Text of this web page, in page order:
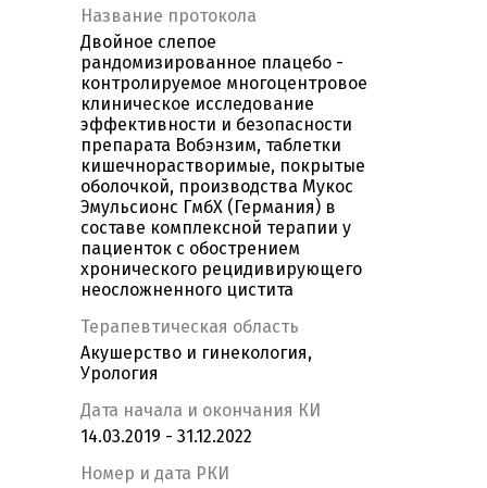
Название протокола
Двойное слепое
рандомизированное плацебо -
контролируемое многоцентровое
клиническое исследование
эффективности и безопасности
препарата Вобэнзим, таблетки
кишечнорастворимые, покрытые
оболочкой, производства Мукос
Эмульсионс ГмбХ (Германия) в
составе комплексной терапии у
пациенток с обострением
хронического рецидивирующего
неосложненного цистита
Терапевтическая область
Акушерство и гинекология,
Урология
Дата начала и окончания КИ
14.03.2019 - 31.12.2022
Номер и дата РКИ